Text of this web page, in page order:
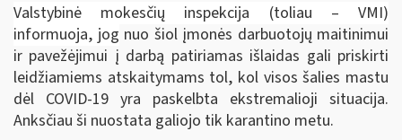
Valstybinė mokesčių inspekcija (toliau – VMI)
informuoja, jog nuo šiol įmonės darbuotojų maitinimui
ir pavežėjimui į darbą patiriamas išlaidas gali priskirti
leidžiamiems atskaitymams tol, kol visos šalies mastu
dėl COVID-19 yra paskelbta ekstremalioji situacija.
Anksčiau ši nuostata galiojo tik karantino metu.